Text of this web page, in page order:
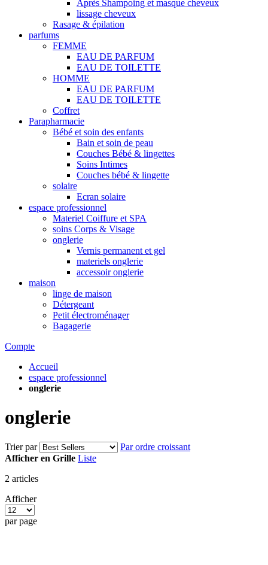
Après Shampoing et masque cheveux
lissage cheveux
Rasage & épilation
parfums
FEMME
EAU DE PARFUM
EAU DE TOILETTE
HOMME
EAU DE PARFUM
EAU DE TOILETTE
Coffret
Parapharmacie
Bébé et soin des enfants
Bain et soin de peau
Couches Bébé & lingettes
Soins Intimes
Couches bébé & lingette
solaire
Ecran solaire
espace professionnel
Materiel Coiffure et SPA
soins Corps & Visage
onglerie
Vernis permanent et gel
materiels onglerie
accessoir onglerie
maison
linge de maison
Détergeant
Petit électroménager
Bagagerie
Compte
Accueil
espace professionnel
onglerie
onglerie
Trier par
Par ordre croissant
Afficher en Grille Liste
2 articles
Afficher
par page